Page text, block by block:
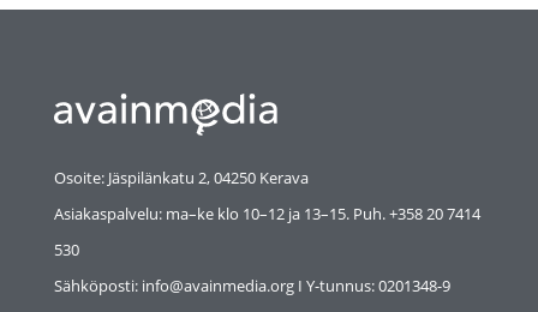
Osoite: Jäspilänkatu 2, 04250 Kerava
Asiakaspalvelu: ma–ke klo 10–12 ja 13–15. Puh. +358 20 7414
530
Sähköposti: info@avainmedia.org I Y-tunnus:0201348-9